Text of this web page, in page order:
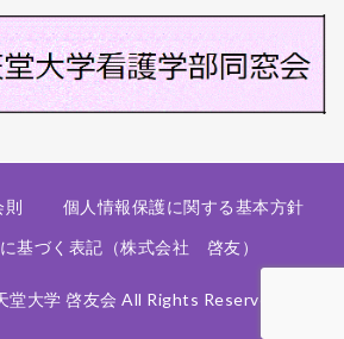
則
個人情報保護に関する基本方針
基づく表記（株式会社 啓友）
大学 啓友会 All Rights Reserved.